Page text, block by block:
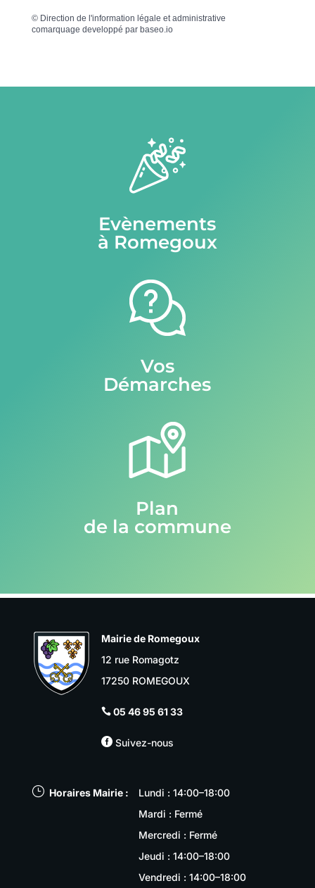
© Direction de l'information légale et administrative
comarquage developpé par baseo.io
Evènements
à Romegoux
Vos
Démarches
Plan
de la commune
Mairie de Romegoux
12 rue Romagotz
17250 ROMEGOUX
 05 46 95 61 33
Suivez-nous
} Horaires Mairie :
Lundi : 14:00–18:00
Mardi : Fermé
Mercredi : Fermé
Jeudi : 14:00–18:00
Vendredi : 14:00–18:00